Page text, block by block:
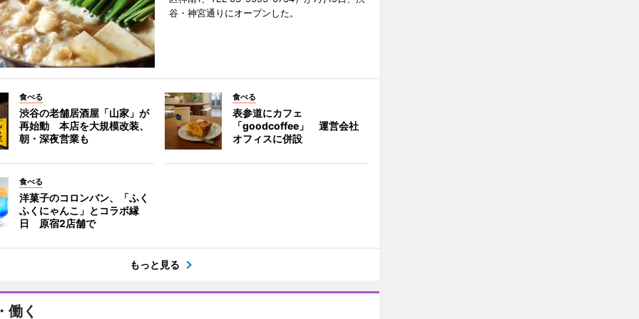
谷・神宮通りにオープンした。
食べる
渋谷の老舗居酒屋「山家」が
再始動 本店を大規模改装、
朝・深夜営業も
食べる
表参道にカフェ
「goodcoffee」 運営会社
オフィスに併設
食べる
洋菓子のコロンバン、「ふく
ふくにゃんこ」とコラボ縁
日 原宿2店舗で
もっと見る
働く